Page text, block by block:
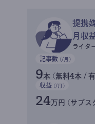
提携
月収
ライタ
記事数 (/月)
9本 (無料4本 /
収益 (/月)
24万円 (サブス